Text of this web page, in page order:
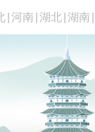
河南 湖北 湖南